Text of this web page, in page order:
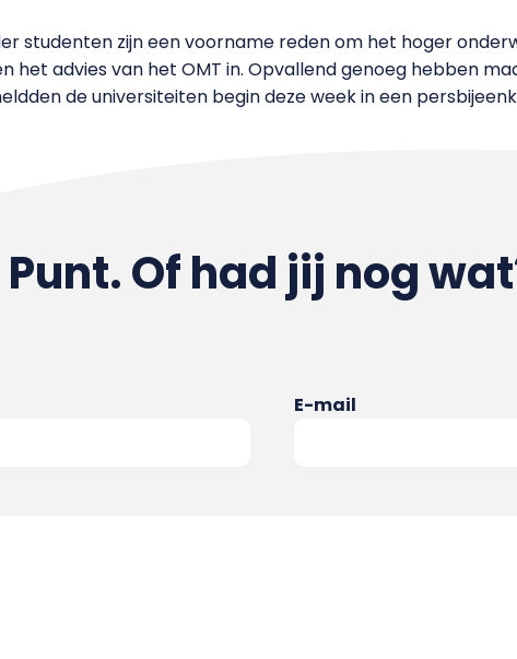
studenten zijn een voorname reden om het hoger
het advies van het OMT in. Opvallend genoeg hebben
de universiteiten begin deze week in een
Punt. Of had jij nog
E-mail